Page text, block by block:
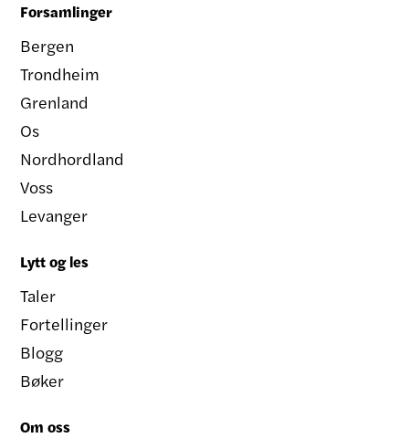
Forsamlinger
Bergen
Trondheim
Grenland
Os
Nordhordland
Voss
Levanger
Lytt og les
Taler
Fortellinger
Blogg
Bøker
Om oss